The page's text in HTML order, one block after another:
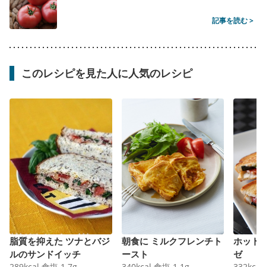
記事を読む >
このレシピを見た人に人気のレシピ
脂質を抑えた ツナとバジ
ルのサンドイッチ
朝食に ミルクフレンチト
ースト
ホット
ゼ